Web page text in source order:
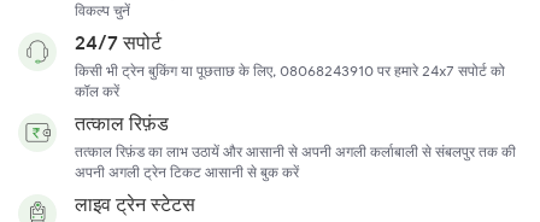
विकल्प चुनें
24/7 सपोर्ट
किसी भी ट्रेन बुकिंग या पूछताछ के लिए, 08068243910 पर हमारे 24x7 सपोर्ट को
कॉल करें
तत्काल रिफ़ंड
तत्काल रिफ़ंड का लाभ उठायें और आसानी से अपनी अगली कर्लाबाली से संबलपुर तक की
अपनी अगली ट्रेन टिकट आसानी से बुक करें
लाइव ट्रेन स्टेटस